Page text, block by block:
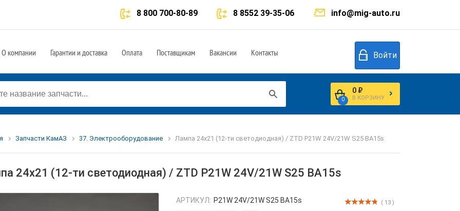
info@mig-auto.ru
8 8552 39-35-06
8 800 700-80-89
О компании Гарантии и доставка Оплата Поставщикам Вакансии Контакты Войти
0
0 ₽
В КОРЗИНУ
Запчасти КамАЗ 37. Электрооборудование Лампа 24х21 (12-ти светодиодная) / ZTD P21W 24V/21W S25 BA15s
24х21 (12-ти светодиодная) / ZTD P21W 24V/21W S25 BA15s
( 13 )
АРТИКУЛ: P21W 24V/21W S25 BA15s